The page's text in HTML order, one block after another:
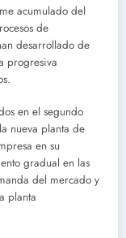
acumulado del
de
desarrollado de
progresiva
en el segundo
nueva planta de
en su
gradual en las
del mercado y
planta